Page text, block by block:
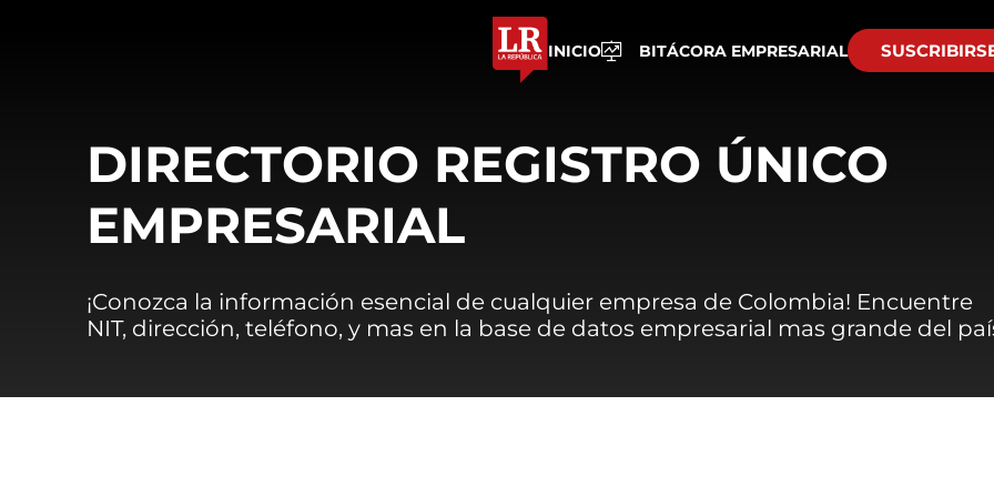
INICIO BITÁCORA EMPRESARIAL
DIRECTORIO REGISTRO ÚNICO
EMPRESARIAL
¡Conozca la información esencial de cualquier empresa de Colombia! Encuentre
NIT, dirección, teléfono, y mas en la base de datos empresarial mas grande del